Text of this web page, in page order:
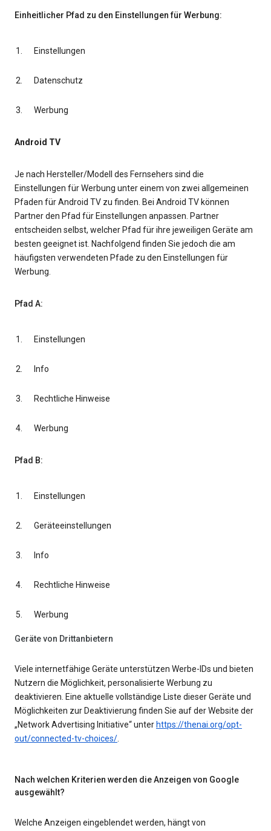
Einheitlicher Pfad zu den Einstellungen für Werbung:
Einstellungen
Datenschutz
Werbung
Android TV
Je nach Hersteller/Modell des Fernsehers sind die
Einstellungen für Werbung unter einem von zwei allgemeinen
Pfaden für Android TV zu finden. Bei Android TV können
Partner den Pfad für Einstellungen anpassen. Partner
entscheiden selbst, welcher Pfad für ihre jeweiligen Geräte am
besten geeignet ist. Nachfolgend finden Sie jedoch die am
häufigsten verwendeten Pfade zu den Einstellungen für
Werbung.
Pfad A:
Einstellungen
Info
Rechtliche Hinweise
Werbung
Pfad B:
Einstellungen
Geräteeinstellungen
Info
Rechtliche Hinweise
Werbung
Geräte von Drittanbietern
Viele internetfähige Geräte unterstützen Werbe-IDs und bieten
Nutzern die Möglichkeit, personalisierte Werbung zu
deaktivieren. Eine aktuelle vollständige Liste dieser Geräte und
Möglichkeiten zur Deaktivierung finden Sie auf der Website der
„Network Advertising Initiative“ unter https://thenai.org/opt-
out/connected-tv-choices/.
Nach welchen Kriterien werden die Anzeigen von Google
ausgewählt?
Welche Anzeigen eingeblendet werden, hängt von